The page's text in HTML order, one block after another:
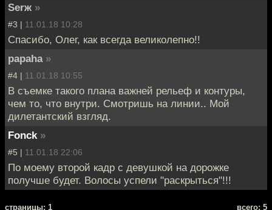
Serж »
#3 | 11.01.18 10:28
Спасибо, Олег, как всегда великолепно!!
papaha »
#4 | 11.01.18 10:55
В съемке такого плана важней рельеф и контуры,
чем то, что внутри. Смотришь на линии.. Мой
дилетантский взгляд.
Fonck »
#5 | 11.01.18 22:06
По моему второй кадр с девушкой на дорожке
получше будет. Волосы успели "раскрыться"!!!
cтраницы: 1 всего: 5